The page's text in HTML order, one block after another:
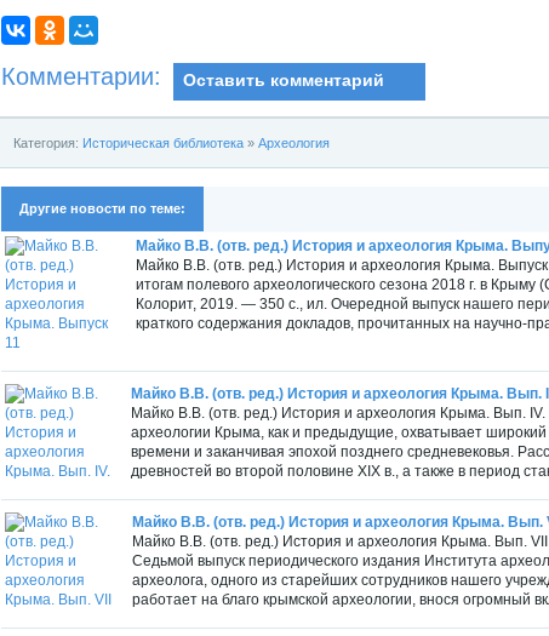
Комментарии: Оставить комментарий
Категория: Историческая библиотека » Археология
Другие новости по теме:
Майко В.В. (отв. ред.) История и археология Крыма.
Майко В.В. (отв. ред.) История и археология Крыма.
итогам полевого археологического сезона 2018 г. в
Колорит, 2019. — 350 с., ил. Очередной выпуск нашего
краткого содержания докладов, прочитанных на научно-
Майко В.В. (отв. ред.) История и археология Крыма. Вып.
Майко В.В. (отв. ред.) История и археология Крыма. Вып.
археологии Крыма, как и предыдущие, охватывает
времени и заканчивая эпохой позднего средневековья.
древностей во второй половине XIX в., а также в период
Майко В.В. (отв. ред.) История и археология Крыма. Вып.
Майко В.В. (отв. ред.) История и археология Крыма. Вып.
Седьмой выпуск периодического издания Института
археолога, одного из старейших сотрудников нашего
работает на благо крымской археологии, внося огромный